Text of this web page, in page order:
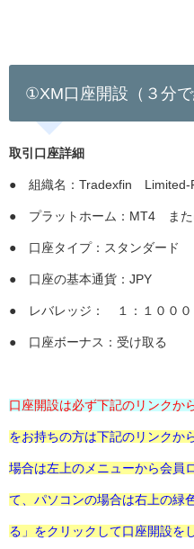
①XM口座開設（３分で
取引口座詳細
● 組織名：Tradexfin Limited-
● プラットホーム：MT4 ま
● 口座タイプ：スタンダード
● 口座の基本通貨：JPY
● レバレッジ： １：１０００
● 口座ボーナス：受け取る
口座開設は必ず下記のリンクか
をお持ちの方は下記のリンクか
場合は左上のメニューから会員
て、パソコンの場合は右上の緑
る」をクリックして口座開設を